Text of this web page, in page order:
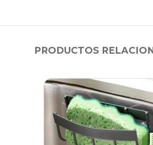
PRODUCTOS